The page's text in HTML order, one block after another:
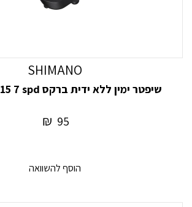
SHIMANO
שיפטר ימין ללא ידית ברקס Shimano 315 7 spd
95
₪
הוסף להשוואה